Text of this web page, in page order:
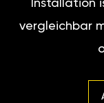
Installation
vergleichbar